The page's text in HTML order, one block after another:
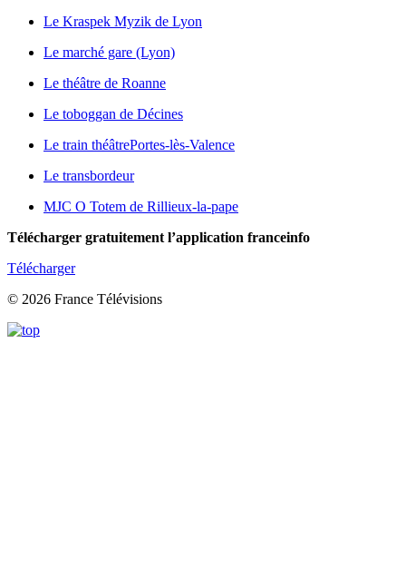
Le Kraspek Myzik de Lyon
Le marché gare (Lyon)
Le théâtre de Roanne
Le toboggan de Décines
Le train théâtrePortes-lès-Valence
Le transbordeur
MJC O Totem de Rillieux-la-pape
Télécharger gratuitement l’application franceinfo
Télécharger
© 2026 France Télévisions